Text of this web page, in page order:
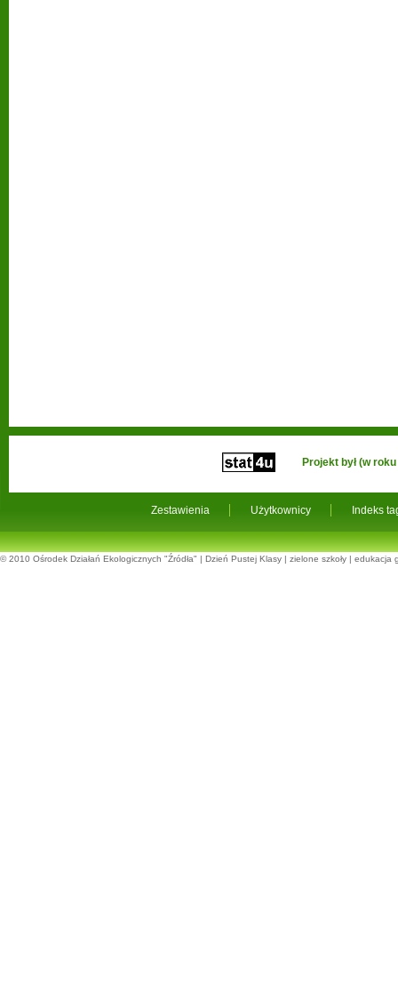
Zestawienia Użytkownicy Indeks
Projekt był (w
© 2010 Ośrodek Działań Ekologicznych "Źródła" | Dzień Pustej Klasy | zielone szkoły | edukacja